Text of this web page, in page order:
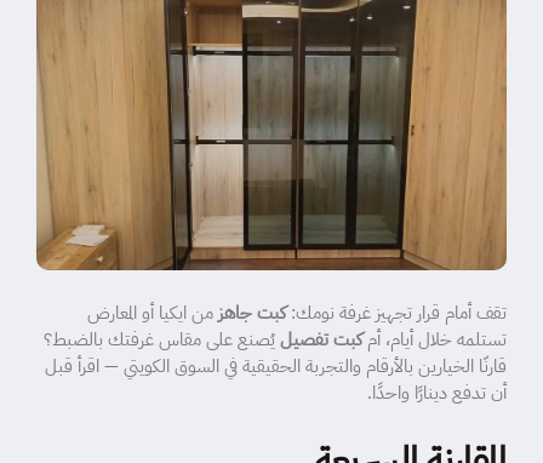
تقف أمام قرار تجهيز غرفة نومك:كبت جاهز من ايكيا أو المعارض
تستلمه خلال أيام، أمكبت تفصيليُصنع على مقاس غرفتك بالضبط؟
قارنّا الخيارين بالأرقام والتجربة الحقيقية في السوق الكويتي — اقرأ قبل
أن تدفع دينارًا واحدًا.